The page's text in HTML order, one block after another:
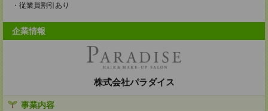
・従業員割引あり
企業情報
株式会社パラダイス
事業内容